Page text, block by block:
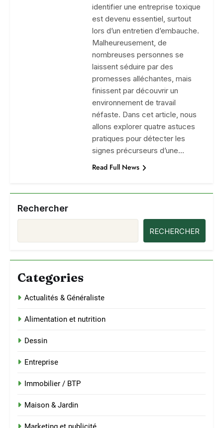
identifier une entreprise toxique
est devenu essentiel, surtout
lors d’un entretien d’embauche.
Malheureusement, de
nombreuses personnes se
laissent séduire par des
promesses alléchantes, mais
finissent par découvrir un
environnement de travail
néfaste. Dans cet article, nous
allons explorer quatre astuces
pratiques pour détecter les
signes précurseurs d’une…
Read Full News
Rechercher
RECHERCHER
Categories
Actualités & Généraliste
Alimentation et nutrition
Dessin
Entreprise
Immobilier / BTP
Maison & Jardin